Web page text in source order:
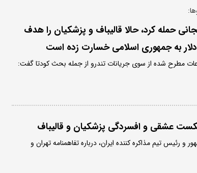
حمله کرد، حالا قالیباف و پزشکیان را هدف
به جمهوری اسلامی خسارت زده است
مطرح شده از سوی جریانات تندرو از جمله بحث کودتا گفت:
عشقی و افسردگی پزشکیان و قالیباف
تیم مذاکره کننده ایران، درباره تفاهمنامه تهران و